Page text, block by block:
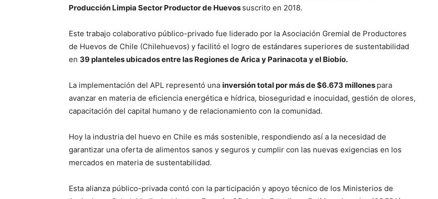
Producción Limpia Sector Productor de Huevos suscrito en 2018.
Este trabajo colaborativo público-privado fue liderado por la Asociación Gremial de Productores
de Huevos de Chile (Chilehuevos) y facilitó el logro de estándares superiores de sustentabilidad
en 39 planteles ubicados entre las Regiones de Arica y Parinacota y el Biobío.
La implementación del APL representó una inversión total por más de $6.673 millones para
avanzar en materia de eficiencia energética e hídrica, bioseguridad e inocuidad, gestión de olores,
capacitación del capital humano y de relacionamiento con la comunidad.
Hoy la industria del huevo en Chile es más sostenible, respondiendo así a la necesidad de
garantizar una oferta de alimentos sanos y seguros y cumplir con las nuevas exigencias en los
mercados en materia de sustentabilidad.
Esta alianza público-privada contó con la participación y apoyo técnico de los Ministerios de